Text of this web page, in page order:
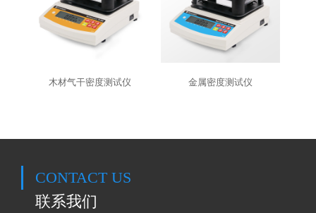
木材气干密度测试仪 金属密度测试仪
CONTACT US
联系我们